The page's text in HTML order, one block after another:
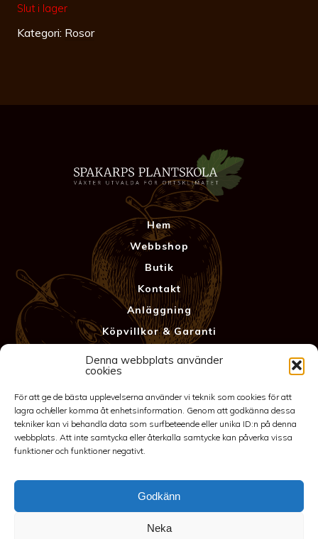
Denna webbplats använder
cookies
För att ge de bästa upplevelserna använder vi teknik som cookies för att
lagra och/eller komma åt enhetsinformation. Genom att godkänna dessa
tekniker kan vi behandla data som surfbeteende eller unika ID:n på denna
webbplats. Att inte samtycka eller återkalla samtycke kan påverka vissa
funktioner och funktioner negativt.
Godkänn
Neka
Slut i lager
Kategori: Rosor
Hem
Webbshop
Butik
Kontakt
Anläggning
Köpvillkor & Garanti
©2026 Spakarps plantskola
spakarp@outlook.com